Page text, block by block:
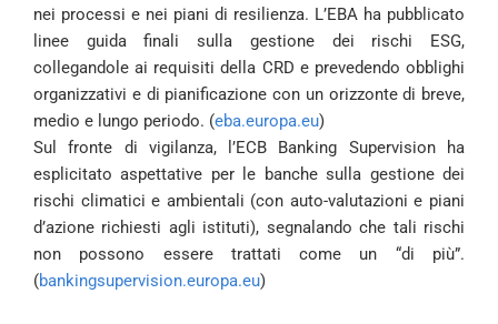
nei processi e nei piani di resilienza. L’EBA ha pubblicato
linee guida finali sulla gestione dei rischi ESG,
collegandole ai requisiti della CRD e prevedendo obblighi
organizzativi e di pianificazione con un orizzonte di breve,
medio e lungo periodo. (eba.europa.eu)
Sul fronte di vigilanza, l’ECB Banking Supervision ha
esplicitato aspettative per le banche sulla gestione dei
rischi climatici e ambientali (con auto-valutazioni e piani
d’azione richiesti agli istituti), segnalando che tali rischi
non possono essere trattati come un “di più”.
(bankingsupervision.europa.eu)